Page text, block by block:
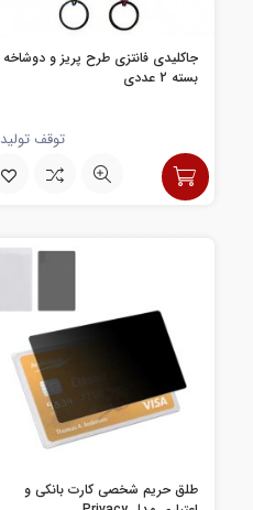
جاکلیدی فانتزی طرح پریز و دوشاخه
بسته 2 عددی
توقف تولید
طلق حریم شخصی کارت بانکی و